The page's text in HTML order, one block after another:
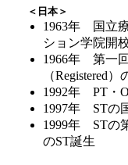
＜日本＞
1963年 国立
ション学院開
1966年 第一
（Registered
1992年 PT・
1997年 STの
1999年 STの
のST誕生